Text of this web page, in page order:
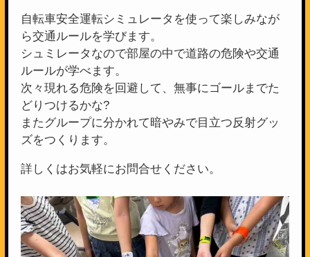
自転車安全運転シミュレータを使って楽しみなが
ら交通ルールを学びます。
シュミレータなので部屋の中で道路の危険や交通
ルールが学べます。
次々現れる危険を回避して、無事にゴールまでた
どりつけるかな?
またグループに分かれて暗やみで目立つ反射グッ
ズをつくります。
詳しくはお気軽にお問合せください。